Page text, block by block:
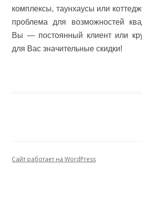
комплексы, таунхаусы или
проблема для возможностей
Вы — постоянный клиент или
для Вас значительные скидки!
Сайт работает на WordPress